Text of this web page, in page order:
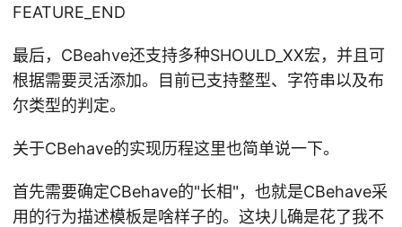
FEATURE_END
最后，CBeahve还支持多种SHOULD_XX宏，并且可
根据需要灵活添加。目前已支持整型、字符串以及布
尔类型的判定。
关于CBehave的实现历程这里也简单说一下。
首先需要确定CBehave的"长相"，也就是CBehave采
用的行为描述模板是啥样子的。这块儿确是花了我不